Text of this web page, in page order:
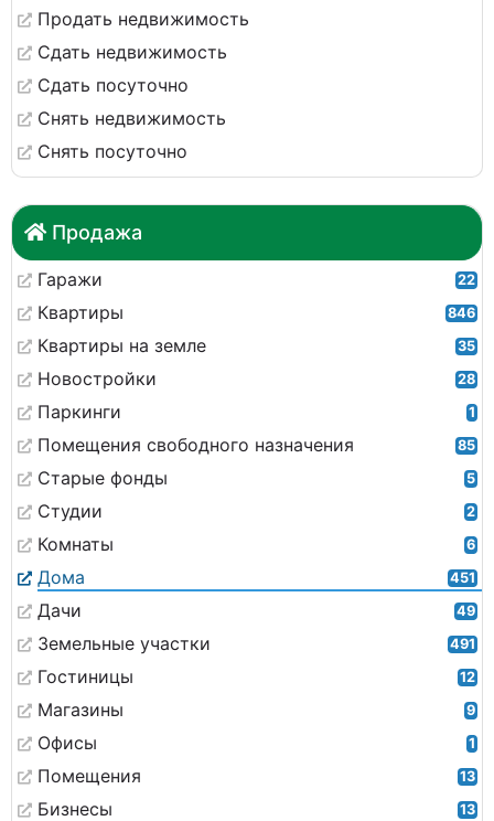
Продать недвижимость
Сдать недвижимость
Сдать посуточно
Снять недвижимость
Снять посуточно
Продажа
Гаражи 22
Квартиры 846
Квартиры на земле 35
Новостройки 28
Паркинги 1
Помещения свободного назначения 85
Старые фонды 5
Студии 2
Комнаты 6
Дома 451
Дачи 49
Земельные участки 491
Гостиницы 12
Магазины 9
Офисы 1
Помещения 13
Бизнесы 13